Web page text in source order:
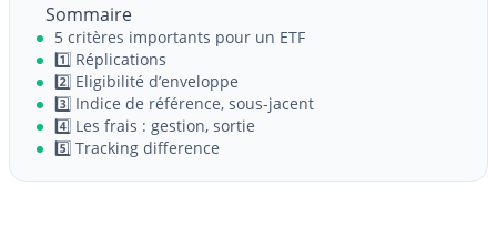
Sommaire
5 critères importants pour un ETF
1️⃣ Réplications
2️⃣ Eligibilité d’enveloppe
3️⃣ Indice de référence, sous-jacent
4️⃣ Les frais : gestion, sortie
5️⃣ Tracking difference